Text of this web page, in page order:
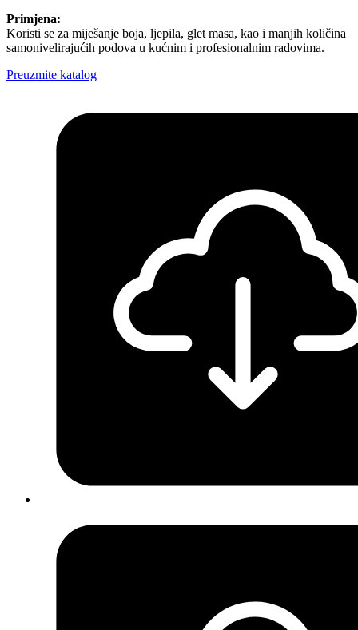
Primjena:
Koristi se za miješanje boja, ljepila, glet masa, kao i manjih količina
samonivelirajućih podova u kućnim i profesionalnim radovima.
Preuzmite katalog